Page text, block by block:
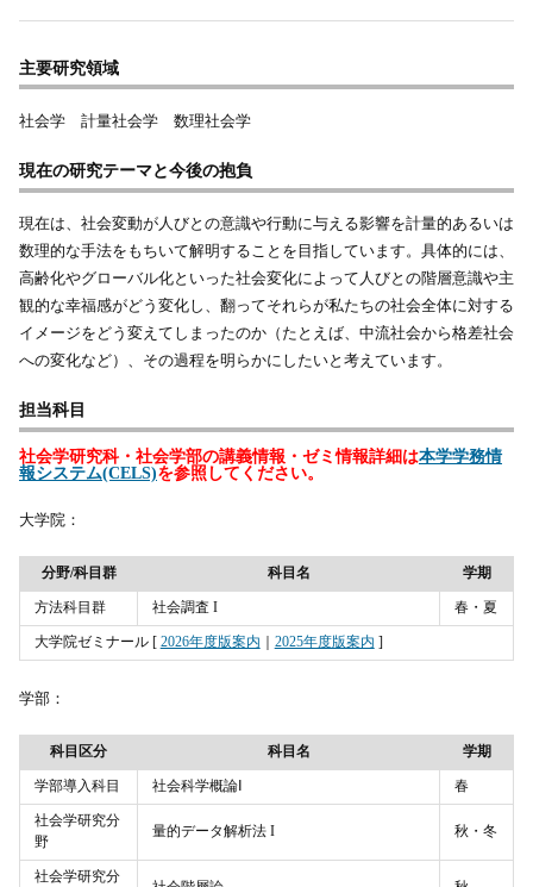
主要研究領域
社会学 計量社会学 数理社会学
現在の研究テーマと今後の抱負
現在は、社会変動が人びとの意識や行動に与える影響を計量的あるいは
数理的な手法をもちいて解明することを目指しています。具体的には、
高齢化やグローバル化といった社会変化によって人びとの階層意識や主
観的な幸福感がどう変化し、翻ってそれらが私たちの社会全体に対する
イメージをどう変えてしまったのか（たとえば、中流社会から格差社会
への変化など）、その過程を明らかにしたいと考えています。
担当科目
社会学研究科・社会学部の講義情報・ゼミ情報詳細は本学学務情
報システム(CELS)を参照してください。
大学院：
分野/科目群 科目名 学期
方法科目群 社会調査 I 春・夏
大学院ゼミナール [ 2026年度版案内 2025年度版案内
学部：
科目区分 科目名 学期
学部導入科目 社会科学概論Ⅰ 春
社会学研究分
野
量的データ解析法 I 秋・冬
社会学研究分